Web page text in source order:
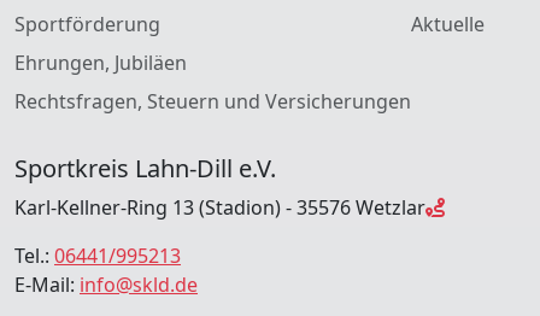
Sportförderung
Ehrungen, Jubiläen
Rechtsfragen, Steuern und Versicherungen
Aktuelle
Sportkreis Lahn-Dill e.V.
Karl-Kellner-Ring 13 (Stadion) - 35576 Wetzlar
Tel.: 06441/995213
E-Mail: info@skld.de